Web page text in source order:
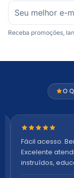
Receba promoções,
O
Nota 5 de 5
Fácil acesso.
Excelente
instruídos,